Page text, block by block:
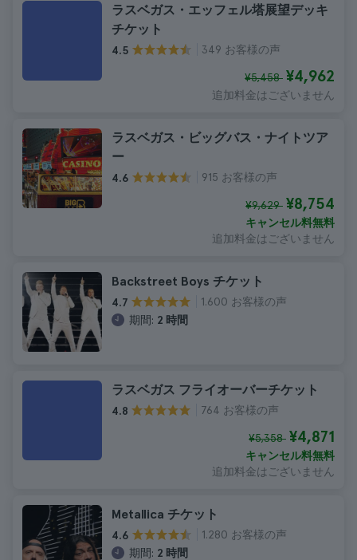
ラスベガス・エッフェル塔展望デッキ
チケット
4.5 349 お客様の声
¥5,458 ¥4,962
追加料金はございません
ラスベガス・ビッグバス・ナイトツア
ー
4.6 915 お客様の声
¥9,629 ¥8,754
キャンセル料無料
追加料金はございません
Backstreet Boys チケット
4.7
1.600 お客様の声
期間: 2 時間
ラスベガス フライオーバーチケット
4.8 764 お客様の声
¥5,358 ¥4,871
キャンセル料無料
追加料金はございません
Metallica チケット
4.6
1.280 お客様の声
期間: 2 時間